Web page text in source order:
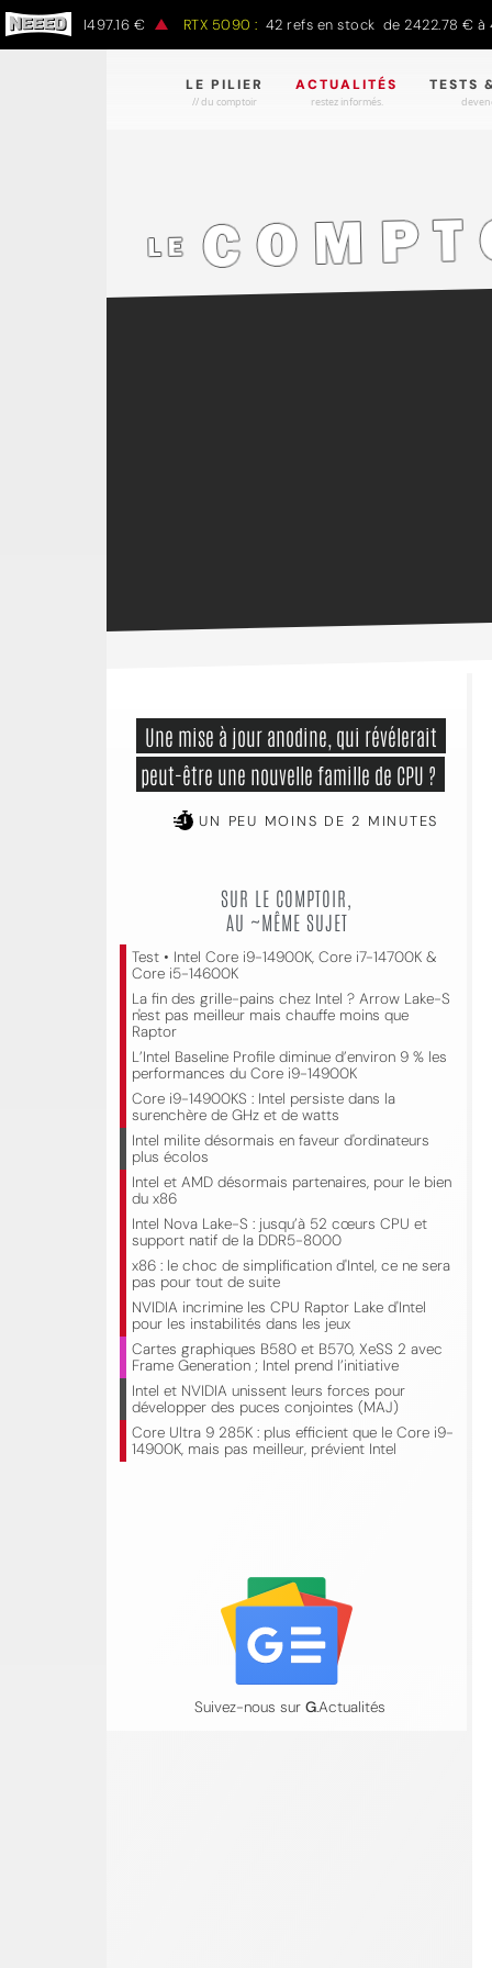
€ à 1497.16 € RTX 5090 : 42 refs en stock de 2422.78 € à
LE PILIER
// du comptoir
ACTUALITÉS
restez informés.
TESTS
UN PEU MOINS DE 2 MINUTES
SUR LE COMPTOIR,
AU ~MÊME SUJET
Test • Intel Core i9-14900K, Core i7-14700K &
Core i5-14600K
La fin des grille-pains chez Intel ? Arrow Lake-S
n'est pas meilleur mais chauffe moins que
Raptor
L’Intel Baseline Profile diminue d’environ 9 % les
performances du Core i9-14900K
Core i9-14900KS : Intel persiste dans la
surenchère de GHz et de watts
Intel milite désormais en faveur d'ordinateurs
plus écolos
Intel et AMD désormais partenaires, pour le bien
du x86
Intel Nova Lake-S : jusqu’à 52 cœurs CPU et
support natif de la DDR5-8000
x86 : le choc de simplification d'Intel, ce ne sera
pas pour tout de suite
NVIDIA incrimine les CPU Raptor Lake d'Intel
pour les instabilités dans les jeux
Cartes graphiques B580 et B570, XeSS 2 avec
Frame Generation ; Intel prend l’initiative
Intel et NVIDIA unissent leurs forces pour
développer des puces conjointes (MAJ)
Core Ultra 9 285K : plus efficient que le Core i9-
14900K, mais pas meilleur, prévient Intel
Suivez-nous sur G.Actualités